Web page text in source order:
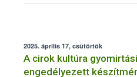
2025. április 17, csütörtök
A cirok kultúra
engedélyezett